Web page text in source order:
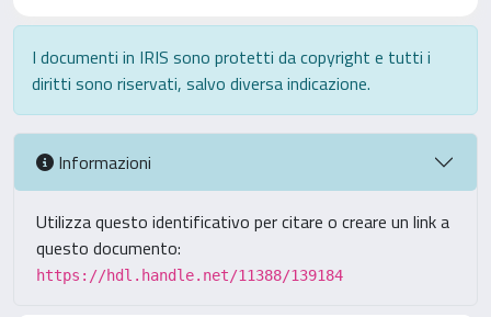
I documenti in IRIS sono protetti da copyright e tutti i
diritti sono riservati, salvo diversa indicazione.
Informazioni
Utilizza questo identificativo per citare o creare un link a
questo documento:
https://hdl.handle.net/11388/139184